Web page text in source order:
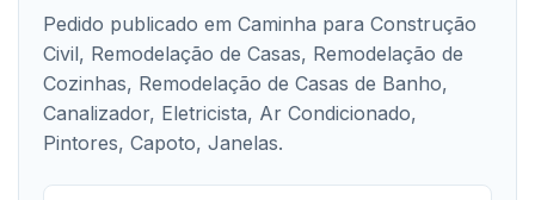
Pedido publicado em Caminha para Construção
Civil, Remodelação de Casas, Remodelação de
Cozinhas, Remodelação de Casas de Banho,
Canalizador, Eletricista, Ar Condicionado,
Pintores, Capoto, Janelas.